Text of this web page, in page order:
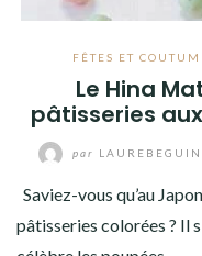
FÊTES ET
Le Hina
pâtisseries
par LAUREBEGUIN
Saviez-vous qu’au
pâtisseries colorées ? Il